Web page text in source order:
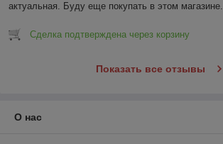
актуальная. Буду еще покупать в этом магазине.
Сделка подтверждена через корзину
Показать все отзывы
О нас